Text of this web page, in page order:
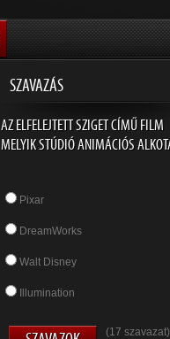
SZAVAZÁS
AZ ELFELEJTETT SZIGET CÍMŰ FILM
MELYIK STÚDIÓ ANIMÁCIÓS
Pixar
DreamWorks
Walt Disney
Illumination
(17 szavazat)